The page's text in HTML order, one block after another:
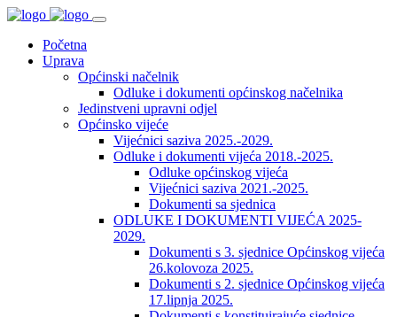
Početna
Uprava
Općinski načelnik
Odluke i dokumenti općinskog načelnika
Jedinstveni upravni odjel
Općinsko vijeće
Vijećnici saziva 2025.-2029.
Odluke i dokumenti vijeća 2018.-2025.
Odluke općinskog vijeća
Vijećnici saziva 2021.-2025.
Dokumenti sa sjednica
ODLUKE I DOKUMENTI VIJEĆA 2025-
2029.
Dokumenti s 3. sjednice Općinskog vijeća
26.kolovoza 2025.
Dokumenti s 2. sjednice Općinskog vijeća
17.lipnja 2025.